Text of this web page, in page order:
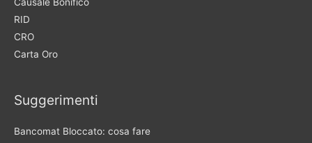
Causale Bonifico
RID
CRO
Carta Oro
Suggerimenti
Bancomat Bloccato: cosa fare